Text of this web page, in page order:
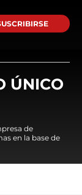
ÚNICO
de
en la base de